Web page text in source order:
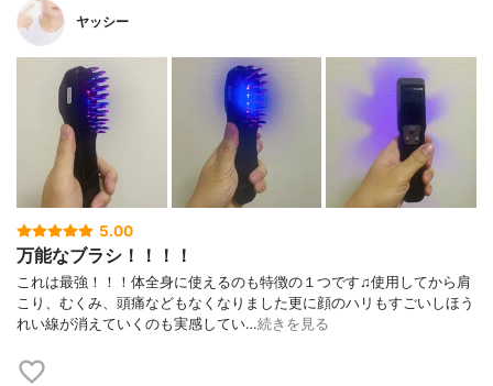
ヤッシー
5.00
万能なブラシ！！！！
これは最強！！！体全身に使えるのも特徴の１つです♫使用してから肩
こり、むくみ、頭痛などもなくなりました更に顔のハリもすごいしほう
れい線が消えていくのも実感してい…続きを見る